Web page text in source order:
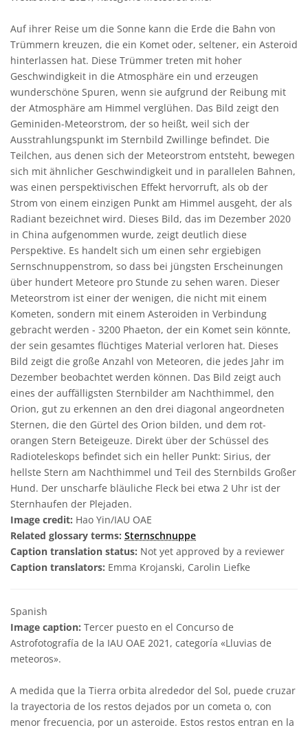
Auf ihrer Reise um die Sonne kann die Erde die Bahn von
Trümmern kreuzen, die ein Komet oder, seltener, ein Asteroid
hinterlassen hat. Diese Trümmer treten mit hoher
Geschwindigkeit in die Atmosphäre ein und erzeugen
wunderschöne Spuren, wenn sie aufgrund der Reibung mit
der Atmosphäre am Himmel verglühen. Das Bild zeigt den
Geminiden-Meteorstrom, der so heißt, weil sich der
Ausstrahlungspunkt im Sternbild Zwillinge befindet. Die
Teilchen, aus denen sich der Meteorstrom entsteht, bewegen
sich mit ähnlicher Geschwindigkeit und in parallelen Bahnen,
was einen perspektivischen Effekt hervorruft, als ob der
Strom von einem einzigen Punkt am Himmel ausgeht, der als
Radiant bezeichnet wird. Dieses Bild, das im Dezember 2020
in China aufgenommen wurde, zeigt deutlich diese
Perspektive. Es handelt sich um einen sehr ergiebigen
Sernschnuppenstrom, so dass bei jüngsten Erscheinungen
über hundert Meteore pro Stunde zu sehen waren. Dieser
Meteorstrom ist einer der wenigen, die nicht mit einem
Kometen, sondern mit einem Asteroiden in Verbindung
gebracht werden - 3200 Phaeton, der ein Komet sein könnte,
der sein gesamtes flüchtiges Material verloren hat. Dieses
Bild zeigt die große Anzahl von Meteoren, die jedes Jahr im
Dezember beobachtet werden können. Das Bild zeigt auch
eines der auffälligsten Sternbilder am Nachthimmel, den
Orion, gut zu erkennen an den drei diagonal angeordneten
Sternen, die den Gürtel des Orion bilden, und dem rot-
orangen Stern Beteigeuze. Direkt über der Schüssel des
Radioteleskops befindet sich ein heller Punkt: Sirius, der
hellste Stern am Nachthimmel und Teil des Sternbilds Großer
Hund. Der unscharfe bläuliche Fleck bei etwa 2 Uhr ist der
Sternhaufen der Plejaden.
Image credit: Hao Yin/IAU OAE
Related glossary terms: Sternschnuppe
Caption translation status: Not yet approved by a reviewer
Caption translators: Emma Krojanski, Carolin Liefke
Spanish
Image caption: Tercer puesto en el Concurso de
Astrofotografía de la IAU OAE 2021, categoría «Lluvias de
meteoros».
A medida que la Tierra orbita alrededor del Sol, puede cruzar
la trayectoria de los restos dejados por un cometa o, con
menor frecuencia, por un asteroide. Estos restos entran en la